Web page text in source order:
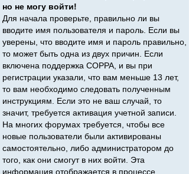
но не могу войти!
Для начала проверьте, правильно ли вы
вводите имя пользователя и пароль. Если вы
уверены, что вводите имя и пароль правильно,
то может быть одна из двух причин. Если
включена поддержка COPPA, и вы при
регистрации указали, что вам меньше 13 лет,
то вам необходимо следовать полученным
инструкциям. Если это не ваш случай, то
значит, требуется активация учетной записи.
На многих форумах требуется, чтобы все
новые пользователи были активированы
самостоятельно, либо администратором до
того, как они смогут в них войти. Эта
информация отображается в процессе